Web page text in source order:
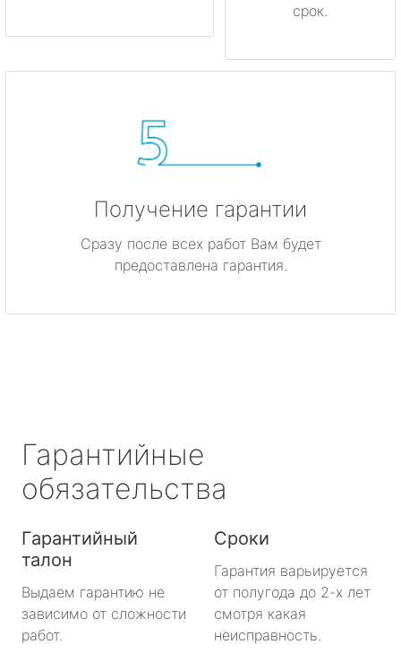
срок.
Получение гарантии
Сразу после всех работ Вам будет
предоставлена гарантия.
Гарантийные
обязательства
Гарантийный
талон
Выдаем гарантию не
зависимо от сложности
работ.
Сроки
Гарантия варьируется
от полугода до 2-х лет
смотря какая
неисправность.